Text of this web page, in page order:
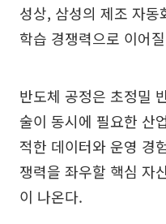
성상, 삼성의 제조 자
학습 경쟁력으로 이어
반도체 공정은 초정밀
술이 동시에 필요한 산
적한 데이터와 운영 경
쟁력을 좌우할 핵심 자
이 나온다.